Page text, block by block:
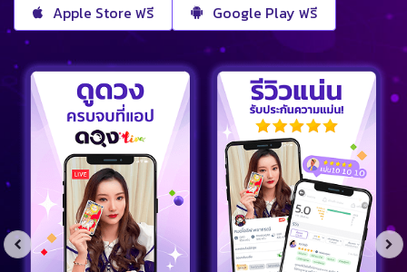
Apple Store ฟรี Google Play ฟรี